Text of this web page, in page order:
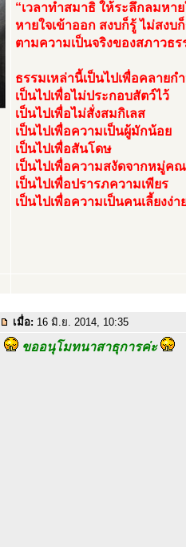
“เวลาทำสมาธิ ให้ระลึกลมหา
หายใจเข้าออก สงบก็รู้ ไม่สงบ
ตามความเป็นจริงของสภาวธ
ธรรมเหล่านี้เป็นไปเพื่อคลายก
เป็นไปเพื่อไม่ประกอบสัตว์ไว้
เป็นไปเพื่อไม่สั่งสมกิเลส
เป็นไปเพื่อความเป็นผู้มักน้อย
เป็นไปเพื่อสันโดษ
เป็นไปเพื่อความสงัดจากหมู่ค
เป็นไปเพื่อปรารภความเพียร
เป็นไปเพื่อความเป็นคนเลี้ยงง่า
เมื่อ: 16 มิ.ย. 2014, 10:35
ขออนุโมทนาสาธุการค่ะ